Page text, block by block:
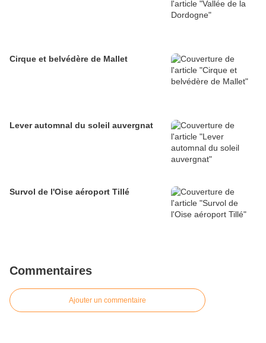
Cirque et belvédère de Mallet
Lever automnal du soleil auvergnat
Survol de l'Oise aéroport Tillé
Commentaires
Ajouter un commentaire